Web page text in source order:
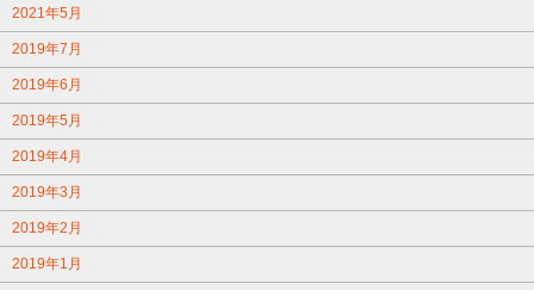
2021年5月
2019年7月
2019年6月
2019年5月
2019年4月
2019年3月
2019年2月
2019年1月